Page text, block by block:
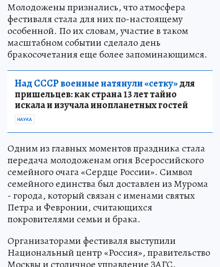
Молодожены признались, что атмосфера
фестиваля стала для них по-настоящему
особенной. По их словам, участие в таком
масштабном событии сделало день
бракосочетания еще более запоминающимся.
Над СССР военные натянули «сетку»для
пришельцев: как страна 13 лет тайно
искала и изучала инопланетных гостей
НАУКА
Одним из главных моментов праздника стала
передача молодоженам огня Всероссийского
семейного очага «Сердце России». Символ
семейного единства был доставлен из Мурома
- города, который связан с именами святых
Петра и Февронии, считающихся
покровителями семьи и брака.
Организаторами фестиваля выступили
Национальный центр «Россия», правительство
Москвы и столичное управление ЗАГС.